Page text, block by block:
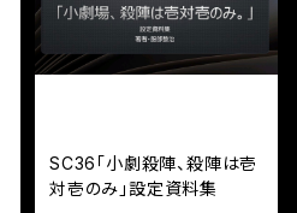
SC36「小劇殺陣、殺陣は壱
対壱のみ」設定資料集